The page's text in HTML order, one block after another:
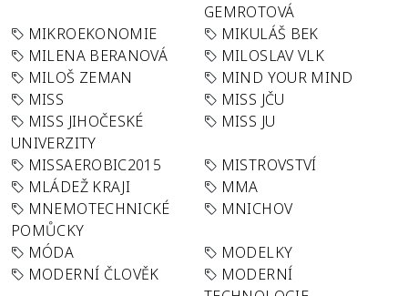
GEMROTOVÁ
MIKROEKONOMIE
MIKULÁŠ BEK
MILENA BERANOVÁ
MILOSLAV VLK
MILOŠ ZEMAN
MIND YOUR MIND
MISS
MISS JČU
MISS JIHOČESKÉ
UNIVERZITY
MISS JU
MISSAEROBIC2015
MISTROVSTVÍ
MLÁDEŽ KRAJI
MMA
MNEMOTECHNICKÉ
POMŮCKY
MNICHOV
MÓDA
MODELKY
MODERNÍ ČLOVĚK
MODERNÍ